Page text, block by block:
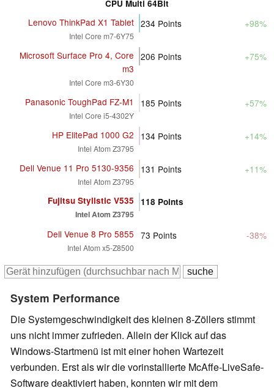
CPU Multi 64Bit
Lenovo ThinkPad X1 Tablet
Intel Core m7-6Y75
234 Points +98%
Microsoft Surface Pro 4, Core
m3
Intel Core m3-6Y30
206 Points +75%
Panasonic ToughPad FZ-M1
Intel Core i5-4302Y
185 Points +57%
HP ElitePad 1000 G2
Intel Atom Z3795
134 Points +14%
Dell Venue 11 Pro 5130-9356
Intel Atom Z3795
131 Points +11%
Fujitsu Stylistic V535
Intel Atom Z3795
118 Points
Dell Venue 8 Pro 5855
Intel Atom x5-Z8500
73 Points -38%
System Performance
Die Systemgeschwindigkeit des kleinen 8-Zöllers stimmt
uns nicht immer zufrieden. Allein der Klick auf das
Windows-Startmenü ist mit einer hohen Wartezeit
verbunden. Erst als wir die vorinstallierte McAffe-LiveSafe-
Software deaktiviert haben, konnten wir mit dem